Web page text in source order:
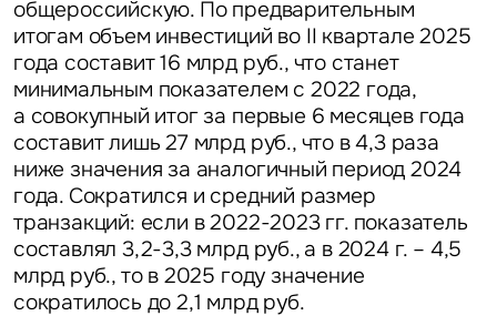
общероссийскую. По предварительным
итогам объем инвестиций во II квартале 2025
года составит 16 млрд руб., что станет
минимальным показателем с 2022 года,
а совокупный итог за первые 6 месяцев года
составит лишь 27 млрд руб., что в 4,3 раза
ниже значения за аналогичный период 2024
года. Сократился и средний размер
транзакций: если в 2022-2023 гг. показатель
составлял 3,2-3,3 млрд руб., а в 2024 г. – 4,5
млрд руб., то в 2025 году значение
сократилось до 2,1 млрд руб.